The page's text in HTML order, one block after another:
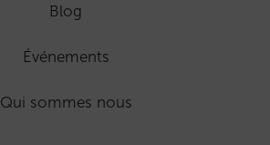
Blog
Événements
Qui sommes nous